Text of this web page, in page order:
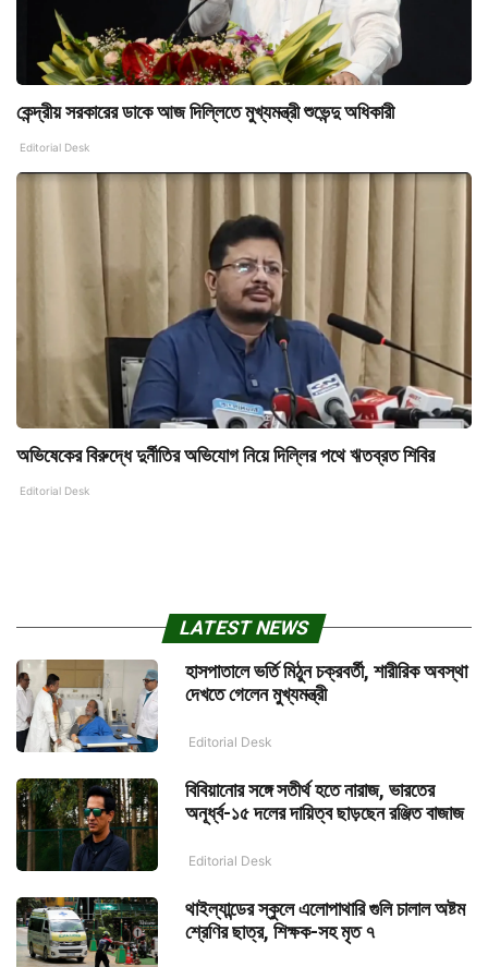
কেন্দ্রীয় সরকারের ডাকে আজ দিল্লিতে মুখ্যমন্ত্রী শুভেন্দু অধিকারী
Editorial Desk
অভিষেকের বিরুদ্ধে দুর্নীতির অভিযোগ নিয়ে দিল্লির পথে ঋতব্রত শিবির
Editorial Desk
LATEST NEWS
হাসপাতালে ভর্তি মিঠুন চক্রবর্তী, শারীরিক অবস্থা
দেখতে গেলেন মুখ্যমন্ত্রী
Editorial Desk
বিবিয়ানোর সঙ্গে সতীর্থ হতে নারাজ, ভারতের
অনূর্ধ্ব-১৫ দলের দায়িত্ব ছাড়ছেন রঞ্জিত বাজাজ
Editorial Desk
থাইল্যান্ডের স্কুলে এলোপাথারি গুলি চালাল অষ্টম
শ্রেণির ছাত্র, শিক্ষক-সহ মৃত ৭